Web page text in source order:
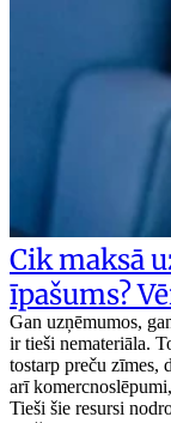
Cik maksā
īpašums?
Gan uzņēmumos,
ir tieši nemateriāla.
tostarp preču zīmes,
arī
Tieši šie resursi